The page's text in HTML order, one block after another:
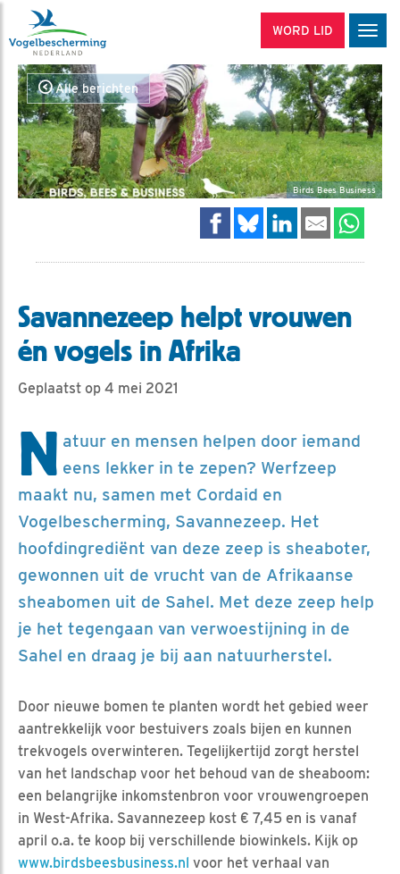
WORD LID
Alle berichten
Birds Bees Business
Savannezeep helpt vrouwen
én vogels in Afrika
Geplaatst op 4 mei 2021
N atuur en mensen helpen door iemand
eens lekker in te zepen? Werfzeep
maakt nu, samen met Cordaid en
Vogelbescherming, Savannezeep. Het
hoofdingrediënt van deze zeep is sheaboter,
gewonnen uit de vrucht van de Afrikaanse
sheabomen uit de Sahel. Met deze zeep help
je het tegengaan van verwoestijning in de
Sahel en draag je bij aan natuurherstel.
Door nieuwe bomen te planten wordt het gebied weer
aantrekkelijk voor bestuivers zoals bijen en kunnen
trekvogels overwinteren. Tegelijkertijd zorgt herstel
van het landschap voor het behoud van de sheaboom:
een belangrijke inkomstenbron voor vrouwengroepen
in West-Afrika. Savannezeep kost € 7,45 en is vanaf
april o.a. te koop bij verschillende biowinkels. Kijk op
www.birdsbeesbusiness.nl voor het verhaal van